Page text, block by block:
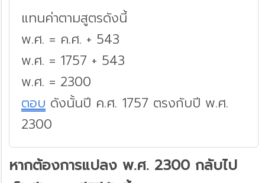
แทนค่าตามสูตรดังนี้
พ.ศ. = ค.ศ. + 543
พ.ศ. = 1757 + 543
พ.ศ. = 2300
ตอบ ดังนั้นปี ค.ศ. 1757 ตรงกับปี พ.ศ.
2300
หากต้องการแปลง พ.ศ. 2300 กลับไป